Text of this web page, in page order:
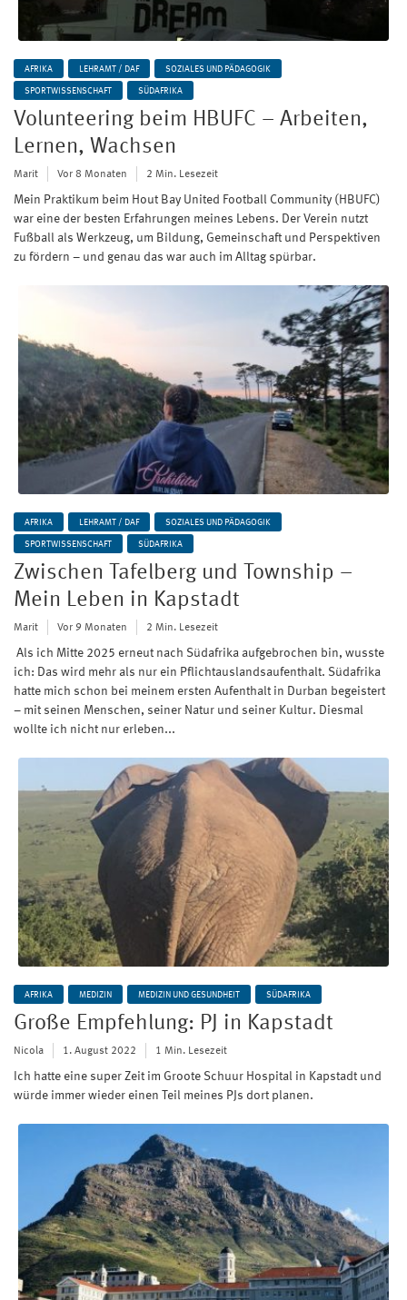
AFRIKA LEHRAMT / DAF SOZIALES UND PÄDAGOGIK
SPORTWISSENSCHAFT SÜDAFRIKA
Volunteering beim HBUFC – Arbeiten,
Lernen, Wachsen
Marit Vor 8 Monaten 2 Min. Lesezeit
Mein Praktikum beim Hout Bay United Football Community (HBUFC)
war eine der besten Erfahrungen meines Lebens. Der Verein nutzt
Fußball als Werkzeug, um Bildung, Gemeinschaft und Perspektiven
zu fördern – und genau das war auch im Alltag spürbar.
AFRIKA LEHRAMT / DAF SOZIALES UND PÄDAGOGIK
SPORTWISSENSCHAFT SÜDAFRIKA
Zwischen Tafelberg und Township –
Mein Leben in Kapstadt
Marit Vor 9 Monaten 2 Min. Lesezeit
Als ich Mitte 2025 erneut nach Südafrika aufgebrochen bin, wusste
ich: Das wird mehr als nur ein Pflichtauslandsaufenthalt. Südafrika
hatte mich schon bei meinem ersten Aufenthalt in Durban begeistert
– mit seinen Menschen, seiner Natur und seiner Kultur. Diesmal
wollte ich nicht nur erleben...
AFRIKA MEDIZIN MEDIZIN UND GESUNDHEIT SÜDAFRIKA
Große Empfehlung: PJ in Kapstadt
Nicola 1. August 2022 1 Min. Lesezeit
Ich hatte eine super Zeit im Groote Schuur Hospital in Kapstadt und
würde immer wieder einen Teil meines PJs dort planen.